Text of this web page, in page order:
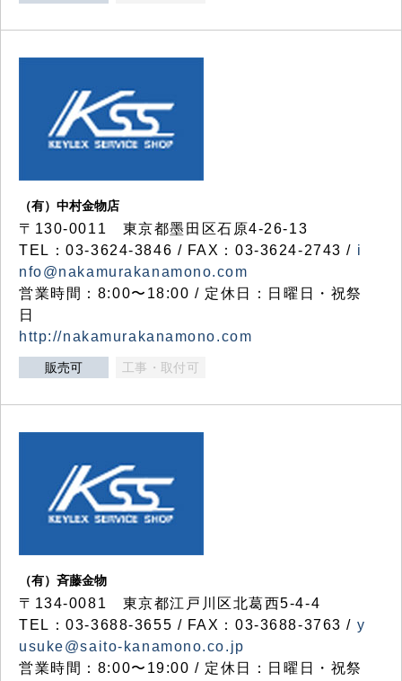
（有）中村金物店
〒130-0011 東京都墨田区石原4-26-13
TEL：03-3624-3846 / FAX：03-3624-2743 / i
nfo@nakamurakanamono.com
営業時間：8:00〜18:00 / 定休日：日曜日・祝祭
日
http://nakamurakanamono.com
販売可 工事・取付可
（有）斉藤金物
〒134-0081 東京都江戸川区北葛西5-4-4
TEL：03-3688-3655 / FAX：03-3688-3763 / y
usuke@saito-kanamono.co.jp
営業時間：8:00〜19:00 / 定休日：日曜日・祝祭